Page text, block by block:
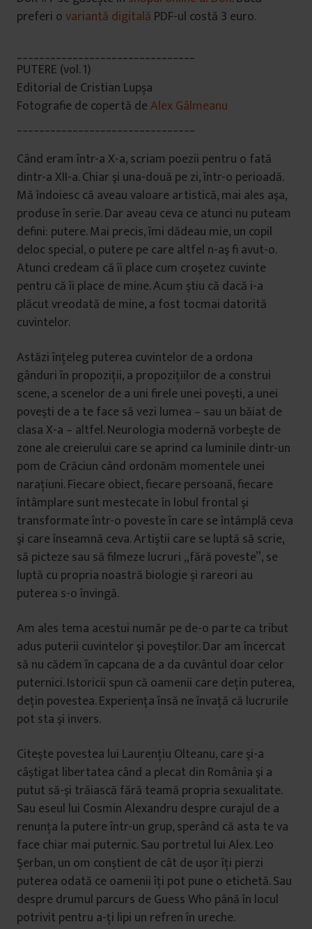
preferi ovariantă digitală PDF-ul costă 3 euro.
PUTERE (vol. 1)
Editorial de Cristian Lupșa
Fotografie de copertă deAlex Gâlmeanu
Când eram într-a X-a, scriam poezii pentru o fată
dintr-a XII-a. Chiar şi una-două pe zi, într-o perioadă.
Mă îndoiesc că aveau valoare artistică, mai ales aşa,
produse în serie. Dar aveau ceva ce atunci nu puteam
defini: putere. Mai precis, îmi dădeau mie, un copil
deloc special, o putere pe care altfel n-aş fi avut-o.
Atunci credeam că îi place cum croşetez cuvinte
pentru că îi place de mine. Acum ştiu că dacă i-a
plăcut vreodată de mine, a fost tocmai datorită
cuvintelor.
Astăzi înţeleg puterea cuvintelor de a ordona
gânduri în propoziţii, a propoziţiilor de a construi
scene, a scenelor de a uni firele unei poveşti, a unei
poveşti de a te face să vezi lumea – sau un băiat de
clasa X-a – altfel. Neurologia modernă vorbeşte de
zone ale creierului care se aprind ca luminile dintr-un
pom de Crăciun când ordonăm momentele unei
naraţiuni. Fiecare obiect, fiecare persoană, fiecare
întâmplare sunt mestecate în lobul frontal şi
transformate într-o poveste în care se întâmplă ceva
şi care înseamnă ceva. Artiştii care se luptă să scrie,
să picteze sau să filmeze lucruri „fără poveste”, se
luptă cu propria noastră biologie şi rareori au
puterea s-o învingă.
Am ales tema acestui număr pe de-o parte ca tribut
adus puterii cuvintelor şi poveştilor. Dar am încercat
să nu cădem în capcana de a da cuvântul doar celor
puternici. Istoricii spun că oamenii care deţin puterea,
deţin povestea. Experienţa însă ne învaţă că lucrurile
pot sta şi invers.
Citeşte povestea lui Laurenţiu Olteanu, care şi-a
câştigat libertatea când a plecat din România şi a
putut să-şi trăiască fără teamă propria sexualitate.
Sau eseul lui Cosmin Alexandru despre curajul de a
renunţa la putere într-un grup, sperând că asta te va
face chiar mai puternic. Sau portretul lui Alex. Leo
Şerban, un om conştient de cât de uşor îţi pierzi
puterea odată ce oamenii îţi pot pune o etichetă. Sau
despre drumul parcurs de Guess Who până în locul
potrivit pentru a-ţi lipi un refren în ureche.